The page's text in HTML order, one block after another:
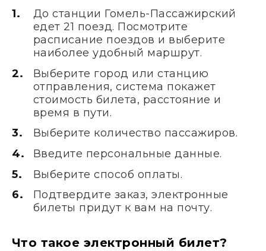
До станции Гомель-Пассажирский
едет 21 поезд. Посмотрите
расписание поездов и выберите
наиболее удобный маршрут.
Выберите город или станцию
отправления, система покажет
стоимость билета, расстояние и
время в пути.
Выберите количество пассажиров.
Введите персональные данные.
Выберите способ оплаты.
Подтвердите заказ, электронные
билеты придут к вам на почту.
Что такое электронный билет?